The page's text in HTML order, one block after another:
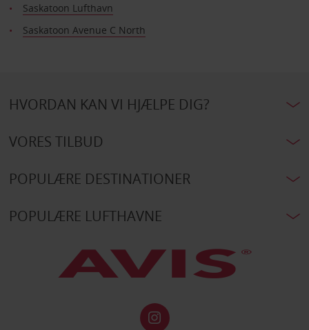
Saskatoon Lufthavn
Saskatoon Avenue C North
HVORDAN KAN VI HJÆLPE DIG?
VORES TILBUD
POPULÆRE DESTINATIONER
POPULÆRE LUFTHAVNE